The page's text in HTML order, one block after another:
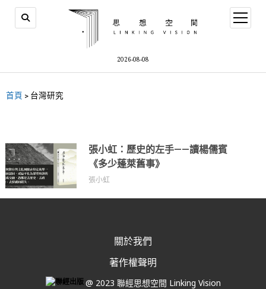
2026-08-08
首頁 > 台灣研究
張小虹：歷史的左手——讀楊儒賓
《多少蓬萊舊事》
張小虹
關於我們
著作權聲明
@ 2023 聯經思想空間 Linking Vision